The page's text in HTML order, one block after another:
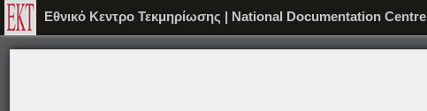
Εθνικό Κεντρο Τεκμηρίωσης | National Documentation Centre